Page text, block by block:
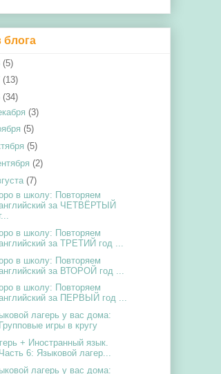
блога
(5)
(13)
(34)
(3)
(5)
(5)
(2)
(7)
в школу: Повторяем
за ЧЕТВЁРТЫЙ
г...
в школу: Повторяем
за ТРЕТИЙ год ...
в школу: Повторяем
за ВТОРОЙ год ...
в школу: Повторяем
за ПЕРВЫЙ год ...
лагерь у вас дома:
Групповые игры в кругу
+ Иностранный язык.
Часть 6: Языковой лагер...
лагерь у вас дома: